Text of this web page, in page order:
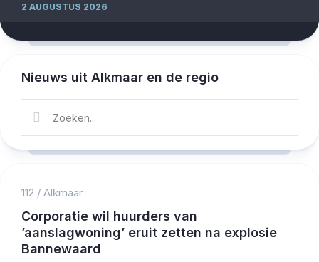
2 AUGUSTUS 2026
Nieuws uit Alkmaar en de regio
112 / Alkmaar
Corporatie wil huurders van
’aanslagwoning’ eruit zetten na explosie
Bannewaard